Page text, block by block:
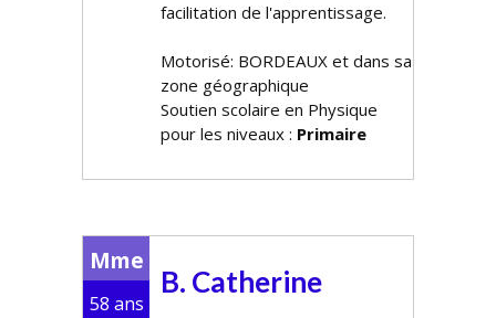
facilitation de l'apprentissage.
Motorisé: BORDEAUX et dans sa
zone géographique
Soutien scolaire en Physique
pour les niveaux : Primaire
Mme
58 ans
B. Catherine